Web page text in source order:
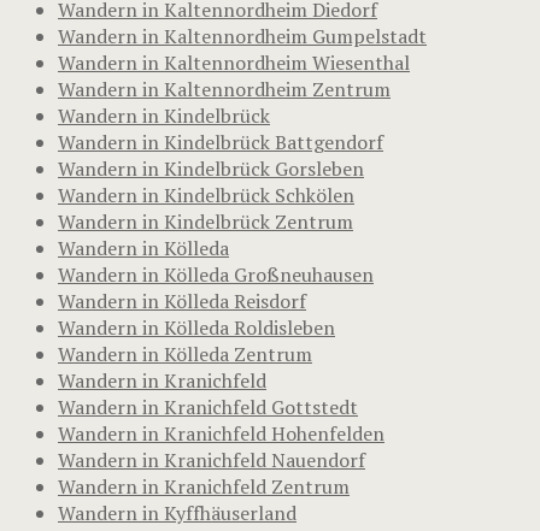
Wandern in Kaltennordheim Diedorf
Wandern in Kaltennordheim Gumpelstadt
Wandern in Kaltennordheim Wiesenthal
Wandern in Kaltennordheim Zentrum
Wandern in Kindelbrück
Wandern in Kindelbrück Battgendorf
Wandern in Kindelbrück Gorsleben
Wandern in Kindelbrück Schkölen
Wandern in Kindelbrück Zentrum
Wandern in Kölleda
Wandern in Kölleda Großneuhausen
Wandern in Kölleda Reisdorf
Wandern in Kölleda Roldisleben
Wandern in Kölleda Zentrum
Wandern in Kranichfeld
Wandern in Kranichfeld Gottstedt
Wandern in Kranichfeld Hohenfelden
Wandern in Kranichfeld Nauendorf
Wandern in Kranichfeld Zentrum
Wandern in Kyffhäuserland